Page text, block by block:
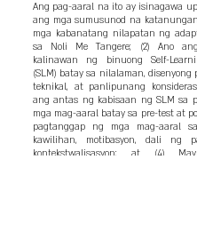
Ang pag-aaral na ito ay isinagawa
ang mga sumusunod na
mga kabanatang nilapatan ng
sa Noli Me Tangere; (2) Ano
kalinawan ng binuong Self-
(SLM) batay sa nilalaman, disenyong
teknikal, at panlipunang
ang antas ng kabisaan ng SLM sa
mga mag-aaral batay sa pre-test at
pagtanggap ng mga mag-aaral
kawilihan, motibasyon, dali ng
kontekstwalisasyon; at (4)